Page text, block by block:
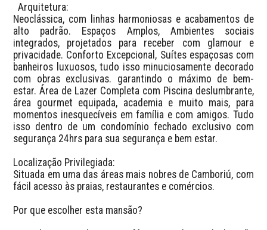
  Arquitetura:
Neoclássica, com linhas harmoniosas e acabamentos de
alto padrão. Espaços Amplos, Ambientes sociais
integrados, projetados para receber com glamour e
privacidade. Conforto Excepcional, Suítes espaçosas com
banheiros luxuosos, tudo isso minuciosamente decorado
com obras exclusivas. garantindo o máximo de bem-
estar. Área de Lazer Completa com Piscina deslumbrante,
área gourmet equipada, academia e muito mais, para
momentos inesquecíveis em família e com amigos. Tudo
isso dentro de um condomínio fechado exclusivo com
segurança 24hrs para sua segurança e bem estar.
Localização Privilegiada:
Situada em uma das áreas mais nobres de Camboriú, com
fácil acesso às praias, restaurantes e comércios.
Por que escolher esta mansão?